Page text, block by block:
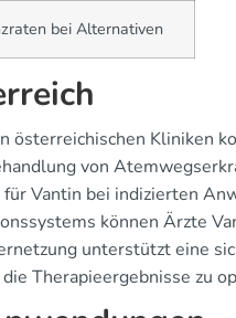
bei Alternativen
österreichischen Kliniken
von
Vantin bei indizierten
können Ärzte
unterstützt eine
Therapieergebnisse zu